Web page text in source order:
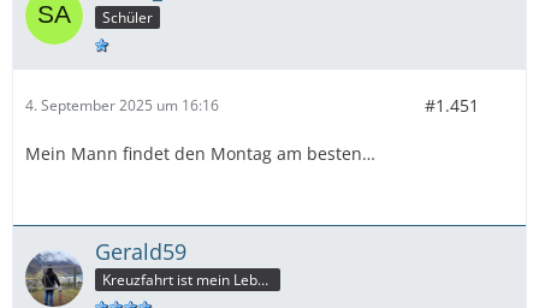
Schüler
4. September 2025 um 16:16 #1.451
Mein Mann findet den Montag am besten…
Gerald59
Kreuzfahrt ist mein Leben